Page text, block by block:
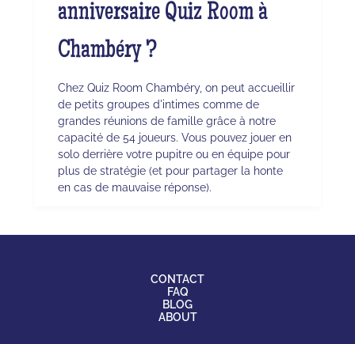
anniversaire Quiz Room à
Chambéry ?
Chez Quiz Room Chambéry, on peut accueillir
de petits groupes d'intimes comme de
grandes réunions de famille grâce à notre
capacité de 54 joueurs. Vous pouvez jouer en
solo derrière votre pupitre ou en équipe pour
plus de stratégie (et pour partager la honte
en cas de mauvaise réponse).
CONTACT
FAQ
BLOG
ABOUT